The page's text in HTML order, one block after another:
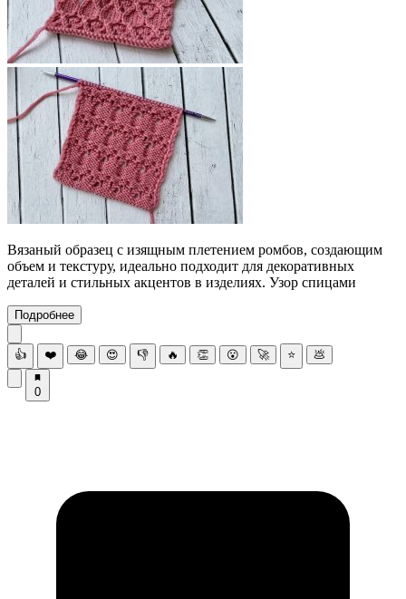
Вязаный образец с изящным плетением ромбов, создающим
объем и текстуру, идеально подходит для декоративных
деталей и стильных акцентов в изделиях. Узор спицами
Подробнее
👍 ❤️ 😂 😍 👎 🔥 👏 😮 🚀 ⭐ 💩
0